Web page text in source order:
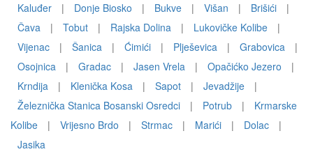
Kaluđer | Donje Biosko | Bukve | Višan | Brišići
|
Čava
| Tobut | Rajska Dolina | Lukovičke Kolibe
|
Vijenac
| Šanica | Ćimići | Plješevica | Grabovica
|
Osojnica
| Gradac | Jasen Vrela | Opačićko Jezero
|
Krndija
| Klenička Kosa | Sapot | Jevadžije
|
Železnička Stanica Bosanski Osredci
| Potrub |
Krmarske
Kolibe
| Vrijesno Brdo | Strmac | Marići | Dolac
|
Jasika